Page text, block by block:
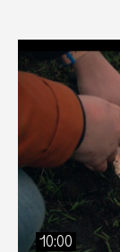
10:00